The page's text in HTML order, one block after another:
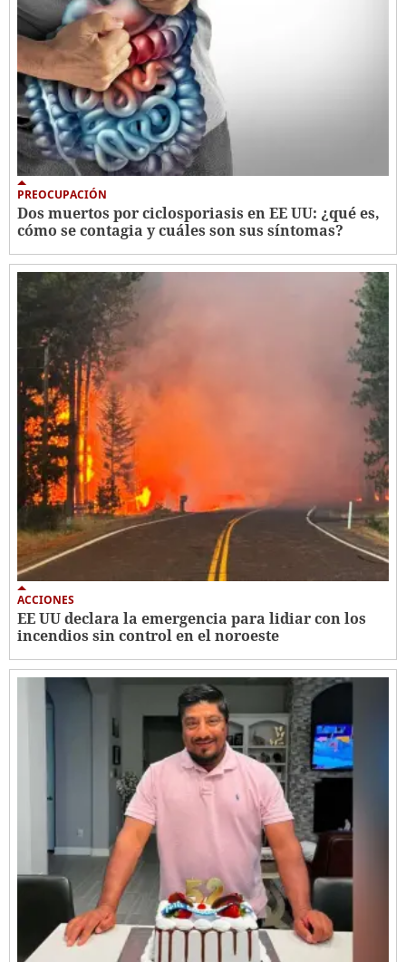
PREOCUPACIÓN
Dos muertos por ciclosporiasis en EE UU: ¿qué es,
cómo se contagia y cuáles son sus síntomas?
ACCIONES
EE UU declara la emergencia para lidiar con los
incendios sin control en el noroeste